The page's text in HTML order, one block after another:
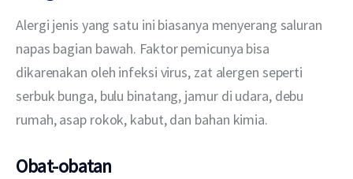
Alergi jenis yang satu ini biasanya menyerang saluran
napas bagian bawah. Faktor pemicunya bisa
dikarenakan oleh infeksi virus, zat alergen seperti
serbuk bunga, bulu binatang, jamur di udara, debu
rumah, asap rokok, kabut, dan bahan kimia.
Obat-obatan